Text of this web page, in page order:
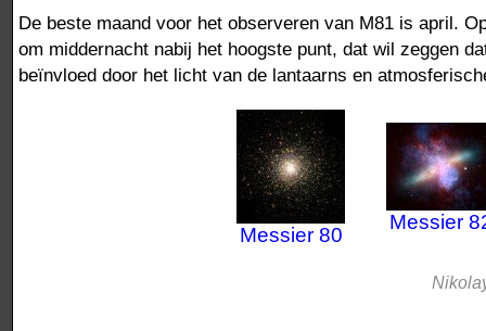
De beste maand voor het observeren van M81 is april.
om middernacht nabij het hoogste punt, dat wil zeggen
beïnvloed door het licht van de lantaarns en
Мessier 80
Мessier